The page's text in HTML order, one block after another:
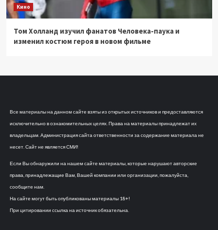
Кино
Том Холланд изучил фанатов Человека-паука и
изменил костюм героя в новом фильме
Все материалы на данном сайте взяты из открытых источников и предоставляются
исключительно в ознакомительных целях. Права на материалы принадлежат их
владельцам. Администрация сайта ответственности за содержание материала не
несет. Сайт не является СМИ!
Если Вы обнаружили на нашем сайте материалы, которые нарушают авторские
права, принадлежащие Вам, Вашей компании или организации, пожалуйста,
сообщите нам.
На сайте могут быть опубликованы материалы 18+!
При цитировании ссылка на источник обязательна.